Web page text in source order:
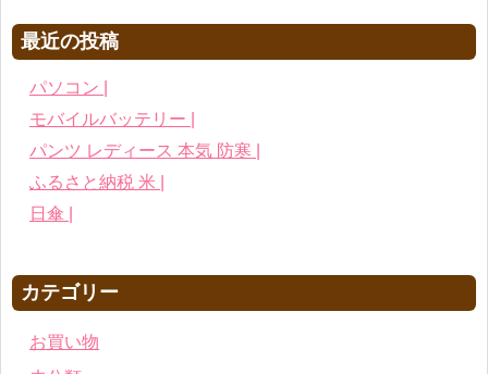
最近の投稿
パソコン |
モバイルバッテリー |
パンツ レディース 本気 防寒 |
ふるさと納税 米 |
日傘 |
カテゴリー
お買い物